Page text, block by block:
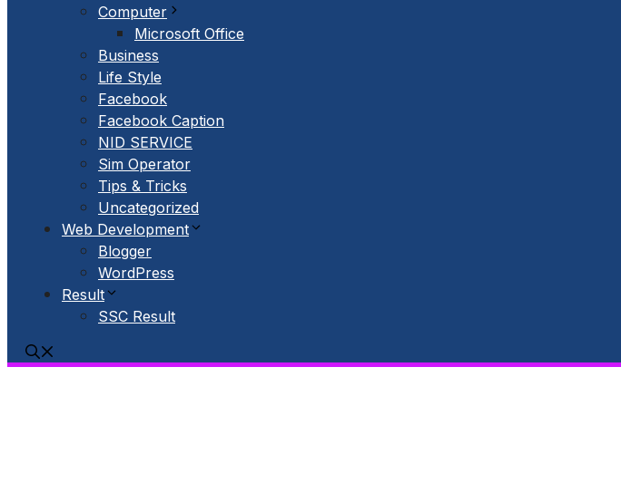
Computer
Microsoft Office
Business
Life Style
Facebook
Facebook Caption
NID SERVICE
Sim Operator
Tips & Tricks
Uncategorized
Web Development
Blogger
WordPress
Result
SSC Result